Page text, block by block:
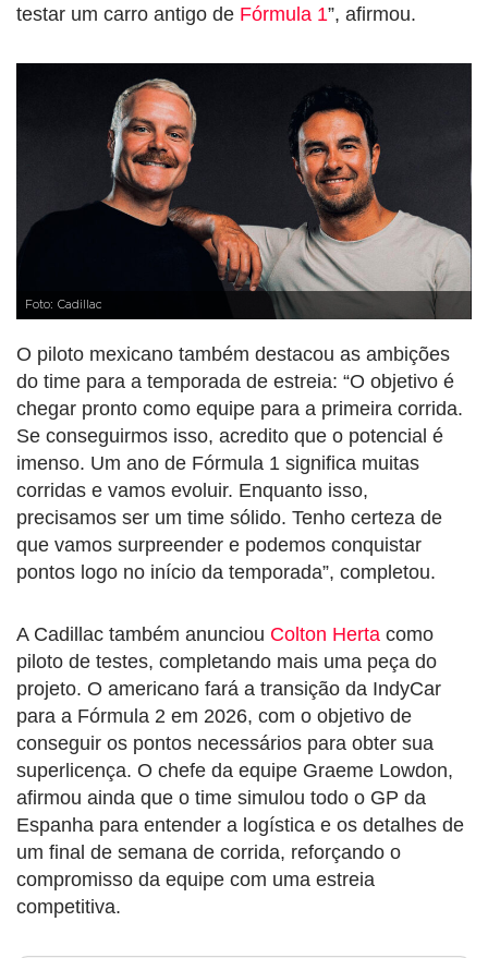
testar um carro antigo de Fórmula 1”, afirmou.
Foto: Cadillac
O piloto mexicano também destacou as ambições
do time para a temporada de estreia: “O objetivo é
chegar pronto como equipe para a primeira corrida.
Se conseguirmos isso, acredito que o potencial é
imenso. Um ano de Fórmula 1 significa muitas
corridas e vamos evoluir. Enquanto isso,
precisamos ser um time sólido. Tenho certeza de
que vamos surpreender e podemos conquistar
pontos logo no início da temporada”, completou.
A Cadillac também anunciou Colton Herta como
piloto de testes, completando mais uma peça do
projeto. O americano fará a transição da IndyCar
para a Fórmula 2 em 2026, com o objetivo de
conseguir os pontos necessários para obter sua
superlicença. O chefe da equipe Graeme Lowdon,
afirmou ainda que o time simulou todo o GP da
Espanha para entender a logística e os detalhes de
um final de semana de corrida, reforçando o
compromisso da equipe com uma estreia
competitiva.